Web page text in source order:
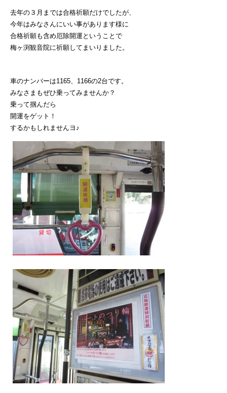
去年の３月までは合格祈願だけでしたが、
今年はみなさんにいい事があります様に
合格祈願も含め厄除開運ということで
梅ヶ渕観音院に祈願してまいりました。
車のナンバーは1165、1166の2台です。
みなさまもぜひ乗ってみませんか？
乗って掴んだら
開運をゲット！
するかもしれませんヨ♪